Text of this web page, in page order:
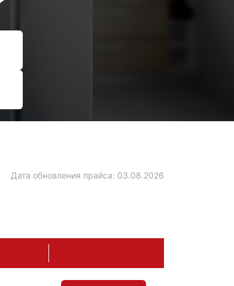
Дата обновления прайса: 03.08.2026